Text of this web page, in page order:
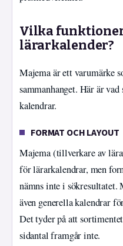
Vilka
lärarkalender?
Majema är ett varumärke
sammanhanget. Här är vad
kalendrar.
FORMAT OCH LAYOUT
Majema (tillverkare av
för lärarkalendrar, men
nämns inte i
även generella kalendrar
Det tyder på att
sidantal framgår inte.